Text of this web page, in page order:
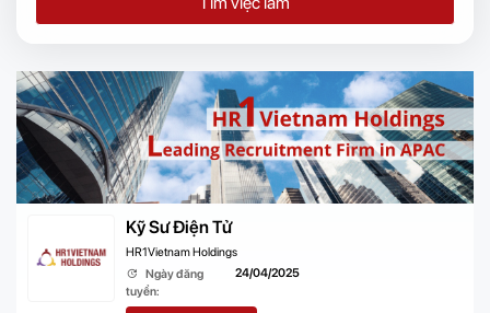
Kỹ Sư Điện Tử
HR1Vietnam Holdings
Ngày đăng
tuyển:
24/04/2025